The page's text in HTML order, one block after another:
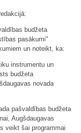
budžeta
pasākumi"
un noteikt, ka:
instrumentu un
budžeta
novada
pašvaldības budžeta
Augšdaugavas
veikt šai programmai